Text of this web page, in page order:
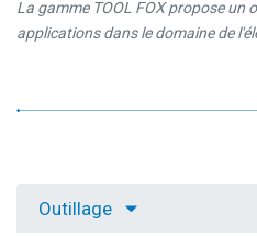
La gamme TOOL FOX propose un
applications dans le domaine de
Outillage